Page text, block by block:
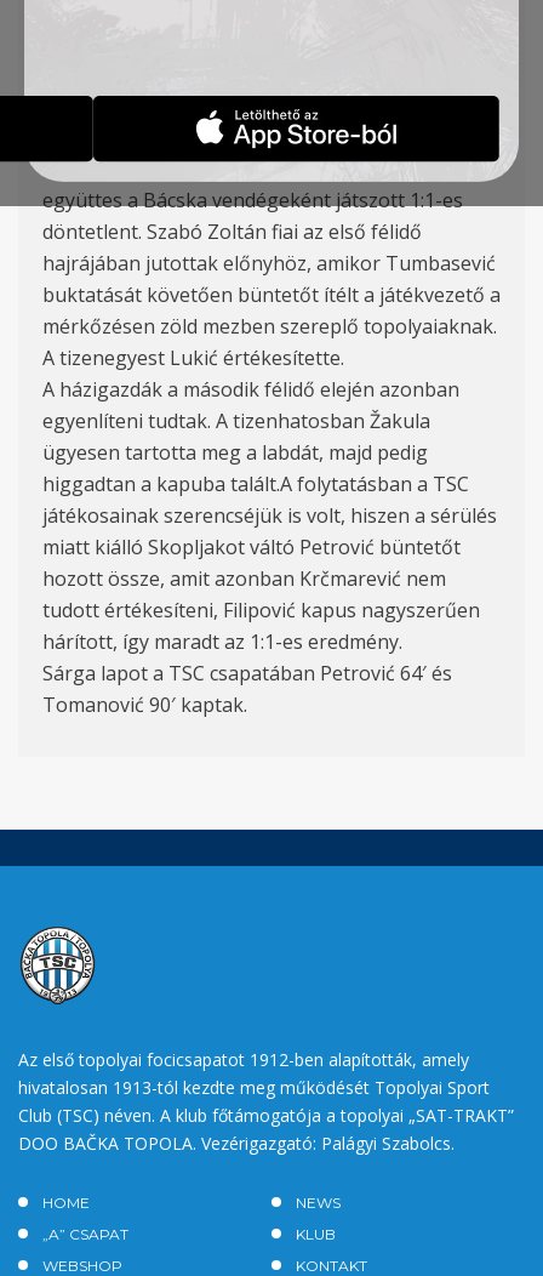
Duronjić), Lukić, Szilágyi
Nem sikerült begyűjtenie harmadik győzelmét a
TSC-nek a szerbiai Szuperligában. A topolyai
együttes a Bácska vendégeként játszott 1:1-es
döntetlent. Szabó Zoltán fiai az első félidő
hajrájában jutottak előnyhöz, amikor Tumbasević
buktatását követően büntetőt ítélt a játékvezető a
mérkőzésen zöld mezben szereplő topolyaiaknak.
A tizenegyest Lukić értékesítette.
A házigazdák a második félidő elején azonban
egyenlíteni tudtak. A tizenhatosban Žakula
ügyesen tartotta meg a labdát, majd pedig
higgadtan a kapuba talált.A folytatásban a TSC
játékosainak szerencséjük is volt, hiszen a sérülés
miatt kiálló Skopljakot váltó Petrović büntetőt
hozott össze, amit azonban Krčmarević nem
tudott értékesíteni, Filipović kapus nagyszerűen
hárított, így maradt az 1:1-es eredmény.
Sárga lapot a TSC csapatában Petrović 64′ és
Tomanović 90′ kaptak.
Az első topolyai focicsapatot 1912-ben alapították, amely
hivatalosan 1913-tól kezdte meg működését Topolyai Sport
Club (TSC) néven. A klub főtámogatója a topolyai „SAT-TRAKT”
DOO BAČKA TOPOLA. Vezérigazgató: Palágyi Szabolcs.
HOME
NEWS
„A” CSAPAT
KLUB
WEBSHOP
KONTAKT